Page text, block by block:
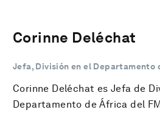
Corinne Deléchat
Jefa, División en el Departamento
Corinne Deléchat es Jefa de
Departamento de África del